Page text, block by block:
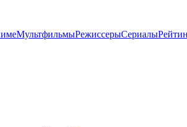
МультфильмыРежиссерыСериалы